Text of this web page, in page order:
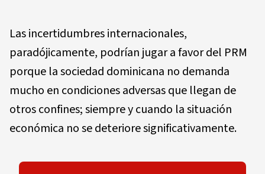
Las incertidumbres internacionales,
paradójicamente, podrían jugar a favor del PRM
porque la sociedad dominicana no demanda
mucho en condiciones adversas que llegan de
otros confines; siempre y cuando la situación
económica no se deteriore significativamente.